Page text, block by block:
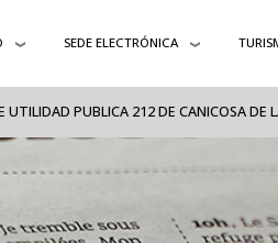
SEDE ELECTRÓNICA
PUBLICA 212 DE CANICOSA DE